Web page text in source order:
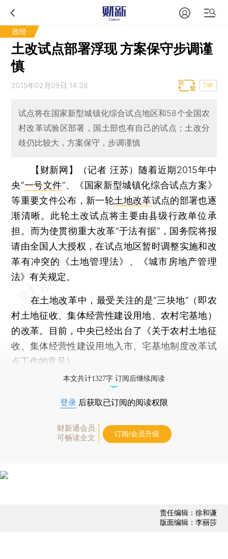
政经
土改试点部署浮现 方案保守步调谨
慎
2015年02月09日 14:38 T中
试点将在国家新型城镇化综合试点地区和58个全国农
村改革试验区部署，国土部也有自己的试点；土改分
歧仍比较大，方案保守，步调谨慎
【财新网】（记者 汪苏） 随着近期2015年中
央“一号文件”、《国家新型城镇化综合试点方案》
等重要文件公布，新一轮土地改革试点的部署也逐
渐清晰。此轮土改试点将主要由县级行政单位承
担。而为使贯彻重大改革“于法有据”，国务院将报
请由全国人大授权，在试点地区暂时调整实施和改
革有冲突的《土地管理法》、《城市房地产管理
法》有关规定。
在土地改革中，最受关注的是“三块地”（即农
村土地征收、集体经营性建设用地、农村宅基地）
的改革。目前，中央已经出台了《关于农村土地征
收、集体经营性建设用地入市、宅基地制度改革试
点工作的意见》。
本文共计1327字 订阅后继续阅读
登录 后获取已订阅的阅读权限
财新通会员
可畅读全文
订阅/会员升级
责任编辑：徐和谦
版面编辑：李丽莎